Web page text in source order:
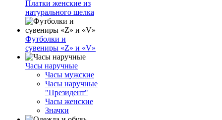
Платки женские из
натурального шелка
Футболки и
сувениры «Z» и «V»
Часы наручные
Часы мужские
Часы наручные
"Президент"
Часы женские
Значки